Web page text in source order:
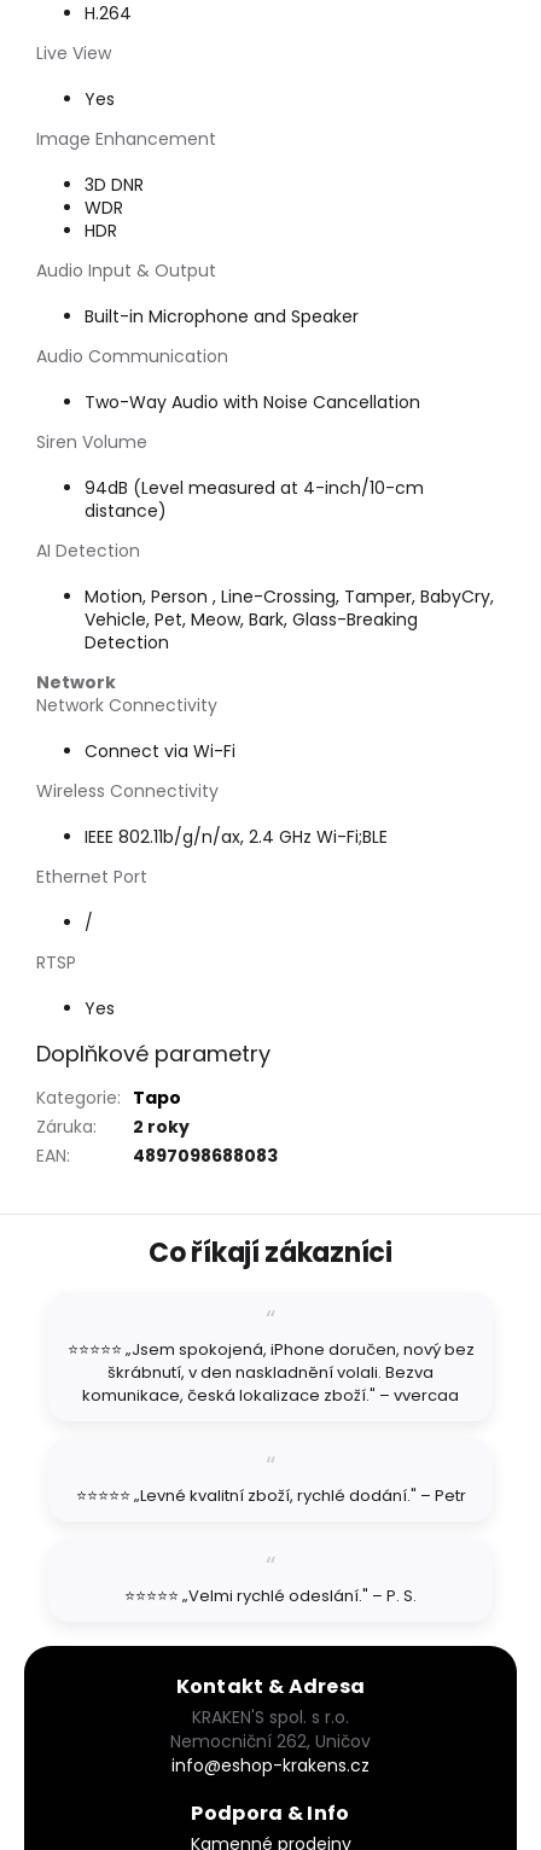
H.264
Live View
Yes
Image Enhancement
3D DNR
WDR
HDR
Audio Input & Output
Built-in Microphone and Speaker
Audio Communication
Two-Way Audio with Noise Cancellation
Siren Volume
94dB (Level measured at 4-inch/10-cm
distance)
AI Detection
Motion, Person , Line-Crossing, Tamper, BabyCry,
Vehicle, Pet, Meow, Bark, Glass-Breaking
Detection
Network
Network Connectivity
Connect via Wi-Fi
Wireless Connectivity
IEEE 802.11b/g/n/ax, 2.4 GHz Wi-Fi;BLE
Ethernet Port
/
RTSP
Yes
Doplňkové parametry
Kategorie: Tapo
Záruka:
2 roky
EAN: 4897098688083
Co říkají zákazníci
⭐⭐⭐⭐⭐ „Jsem spokojená, iPhone doručen, nový bez
škrábnutí, v den naskladnění volali. Bezva
komunikace, česká lokalizace zboží." – vvercaa
⭐⭐⭐⭐⭐ „Levné kvalitní zboží, rychlé dodání." – Petr
⭐⭐⭐⭐⭐ „Velmi rychlé odeslání." – P. S.
Kontakt & Adresa
KRAKEN'S spol. s r.o.
Nemocniční 262, Uničov
info@eshop-krakens.cz
Podpora & Info
Kamenné prodejny